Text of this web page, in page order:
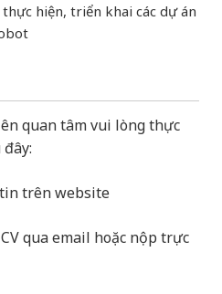
hiện, triển khai các dự án
quan tâm vui lòng thực
trên website
qua email hoặc nộp trực